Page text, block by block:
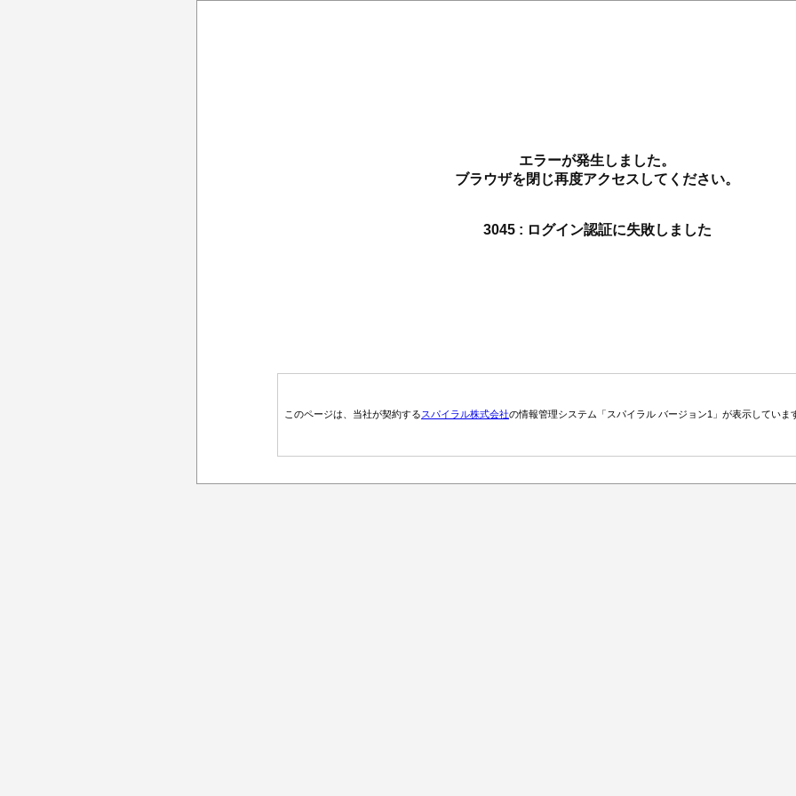
エラーが発生しました。
ブラウザを閉じ再度アクセスしてください。
3045 : ログイン認証に失敗しました
このページは、当社が契約するスパイラル株式会社の情報管理システム「スパイラル バージョン1」が表示していま